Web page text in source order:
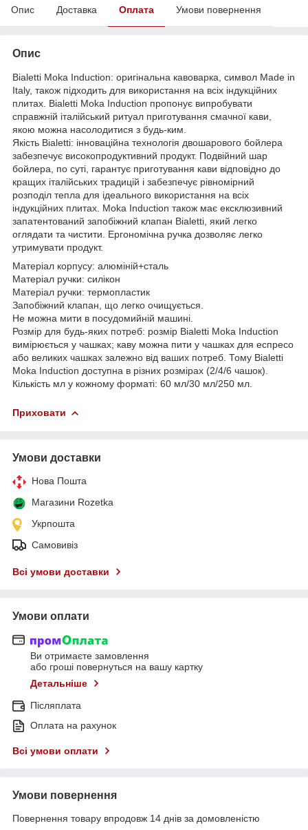
Опис Доставка Оплата Умови повернення
Опис
Bialetti Moka Induction: оригінальна кавоварка, символ Made in
Italy, також підходить для використання на всіх індукційних
плитах. Bialetti Moka Induction пропонує випробувати
справжній італійський ритуал приготування смачної кави,
якою можна насолодитися з будь-ким.
Якість Bialetti: інноваційна технологія двошарового бойлера
забезпечує високопродуктивний продукт. Подвійний шар
бойлера, по суті, гарантує приготування кави відповідно до
кращих італійських традицій і забезпечує рівномірний
розподіл тепла для ідеального використання на всіх
індукційних плитах. Moka Induction також має ексклюзивний
запатентований запобіжний клапан Bialetti, який легко
оглядати та чистити. Ергономічна ручка дозволяє легко
утримувати продукт.
Матеріал корпусу: алюміній+сталь
Матеріал ручки: силікон
Матеріал ручки: термопластик
Запобіжний клапан, що легко очищується.
Не можна мити в посудомийній машині.
Розмір для будь-яких потреб: розмір Bialetti Moka Induction
вимірюється у чашках; каву можна пити у чашках для еспресо
або великих чашках залежно від ваших потреб. Тому Bialetti
Moka Induction доступна в різних розмірах (2/4/6 чашок).
Кількість мл у кожному форматі: 60 мл/30 мл/250 мл.
Приховати
Умови доставки
Нова Пошта
Магазини Rozetka
Укрпошта
Самовивіз
Всі умови доставки
Умови оплати
Ви отримаєте замовлення
або гроші повернуться на вашу картку
Детальніше
Післяплата
Оплата на рахунок
Всі умови оплати
Умови повернення
Повернення товару впродовж 14 днів за домовленістю